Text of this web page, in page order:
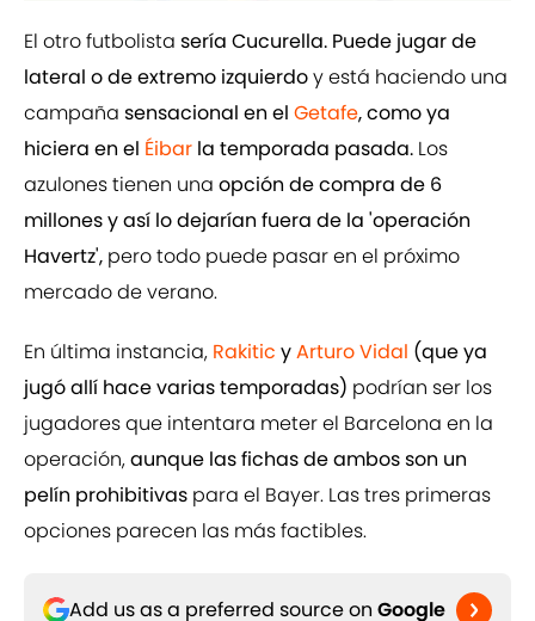
El otro futbolista sería Cucurella. Puede jugar de
lateral o de extremo izquierdoy está haciendo una
campaña sensacional en el Getafe, como ya
hiciera en el Éibar la temporada pasada. Los
azulones tienen una opción de compra de 6
millones y así lo dejarían fuera de la 'operación
Havertz', pero todo puede pasar en el próximo
mercado de verano.
En última instancia, Rakitic yArturo Vidal (que ya
jugó allí hace varias temporadas) podrían ser los
jugadores que intentara meter el Barcelona en la
operación,aunque las fichas de ambos son un
pelín prohibitivas para el Bayer. Las tres primeras
opciones parecen las más factibles.
Add us as a preferred source on Google